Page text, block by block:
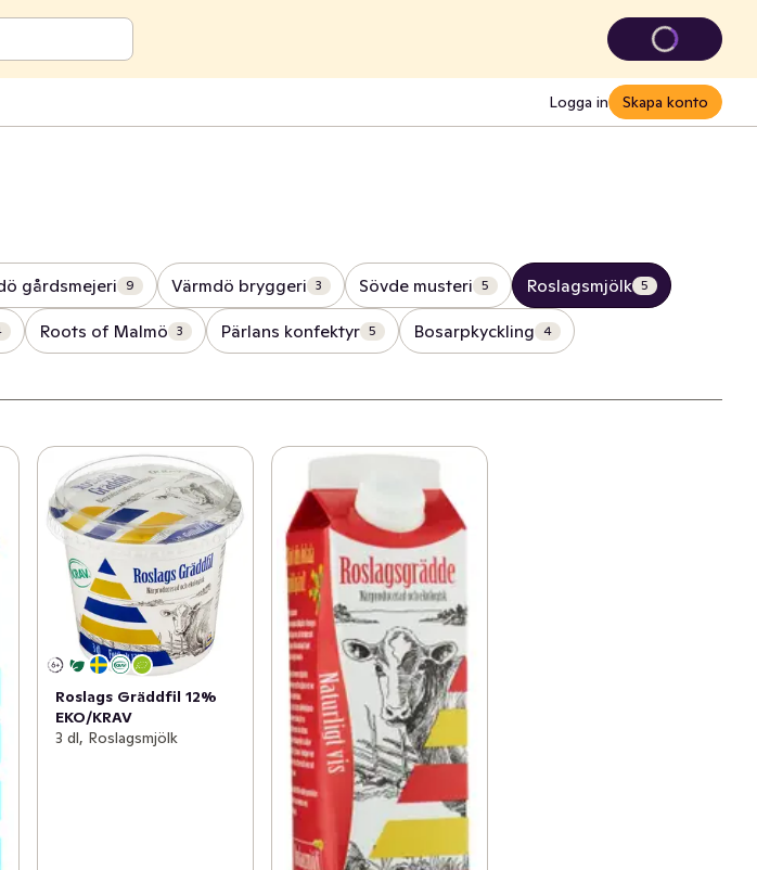
Logga in Skapa konto
gårdsmejeri 9 Värmdö bryggeri 3 Sövde musteri 5 Roslagsmjölk 5
Roots of Malmö 3 Pärlans konfektyr 5 Bosarpkyckling 4
Roslags Gräddfil 12%
EKO/KRAV
3 dl, Roslagsmjölk